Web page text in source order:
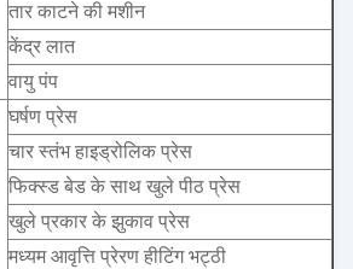
तार काटने की मशीन
केंद्र लात
वायु पंप
घर्षण प्रेस
चार स्तंभ हाइड्रोलिक प्रेस
फिक्स्ड बेड के साथ खुले पीठ प्रेस
खुले प्रकार के झुकाव प्रेस
मध्यम आवृत्ति प्रेरण हीटिंग भट्ठी